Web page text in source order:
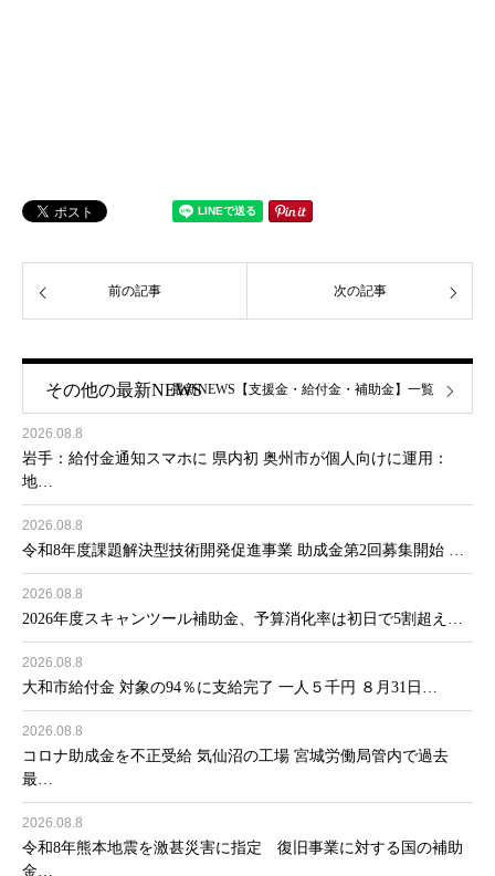
前の記事 次の記事
その他の最新NEWS
2026.08.8
岩手：給付金通知スマホに 県内初 奥州市が個人向けに運用：
地…
2026.08.8
令和8年度課題解決型技術開発促進事業 助成金第2回募集開始 …
2026.08.8
2026年度スキャンツール補助金、予算消化率は初日で5割超え…
2026.08.8
大和市給付金 対象の94％に支給完了 一人５千円 ８月31日…
2026.08.8
コロナ助成金を不正受給 気仙沼の工場 宮城労働局管内で過去
最…
2026.08.8
令和8年熊本地震を激甚災害に指定 復旧事業に対する国の補助
金…
最新NEWS【支援金・給付金・補助金】一覧